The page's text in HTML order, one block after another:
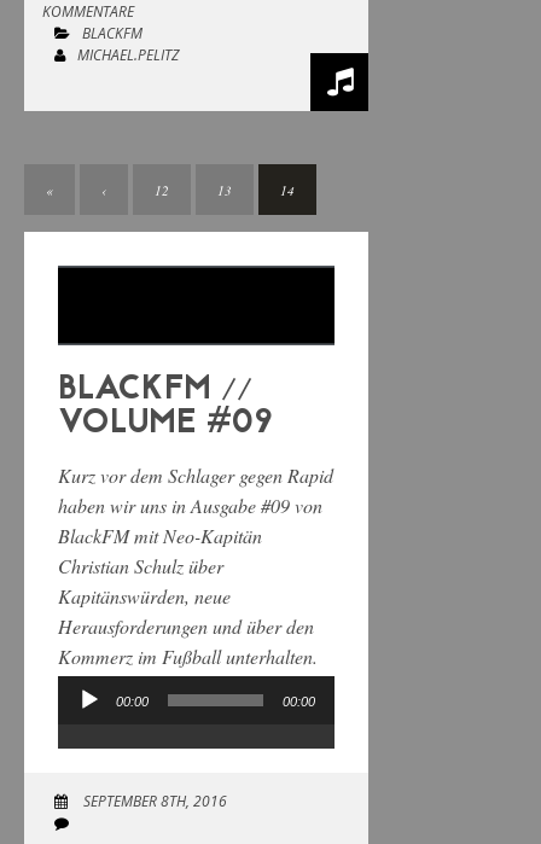
KOMMENTARE
BLACKFM
MICHAEL.PELITZ
« ‹ 12 13 14
BLACKFM //
VOLUME #09
Kurz vor dem Schlager gegen Rapid
haben wir uns in Ausgabe #09 von
BlackFM mit Neo-Kapitän
Christian Schulz über
Kapitänswürden, neue
Herausforderungen und über den
Kommerz im Fußball unterhalten.
Audio-
00:00 00:00
SEPTEMBER 8TH, 2016